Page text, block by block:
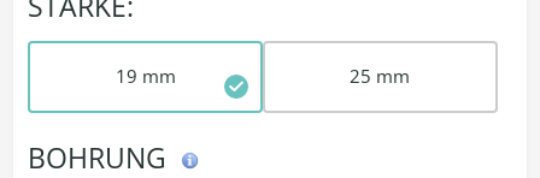
19 mm 25 mm
BOHRUNG